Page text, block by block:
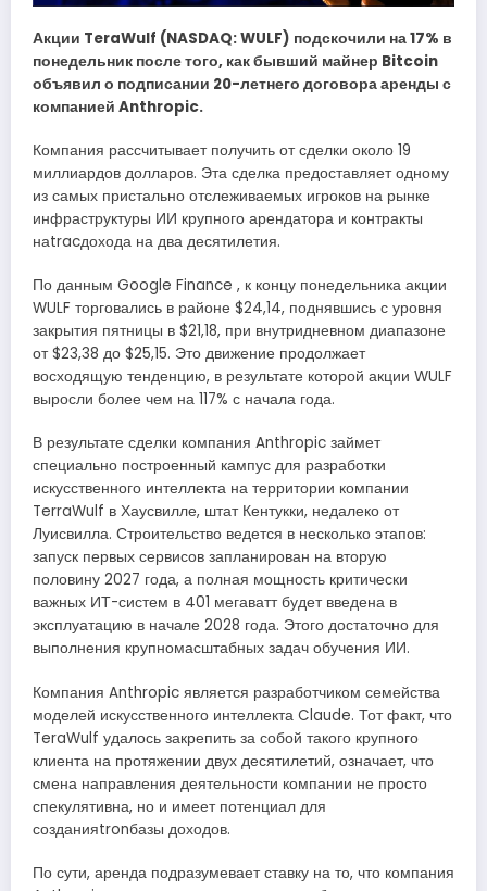
Акции TeraWulf (NASDAQ: WULF) подскочили на 17% в
понедельник после того, как бывший майнер Bitcoin
объявил о подписании 20-летнего договора аренды с
компанией Anthropic.
Компания рассчитывает получить от сделки около 19
миллиардов долларов. Эта сделка предоставляет одному
из самых пристально отслеживаемых игроков на рынке
инфраструктуры ИИ крупного арендатора и контракты
наtracдохода на два десятилетия.
По данным Google Finance , к концу понедельника акции
WULF торговались в районе $24,14, поднявшись с уровня
закрытия пятницы в $21,18, при внутридневном диапазоне
от $23,38 до $25,15. Это движение продолжает
восходящую тенденцию, в результате которой акции WULF
выросли более чем на 117% с начала года.
В результате сделки компания Anthropic займет
специально построенный кампус для разработки
искусственного интеллекта на территории компании
TerraWulf в Хаусвилле, штат Кентукки, недалеко от
Луисвилла. Строительство ведется в несколько этапов:
запуск первых сервисов запланирован на вторую
половину 2027 года, а полная мощность критически
важных ИТ-систем в 401 мегаватт будет введена в
эксплуатацию в начале 2028 года. Этого достаточно для
выполнения крупномасштабных задач обучения ИИ.
Компания Anthropic является разработчиком семейства
моделей искусственного интеллекта Claude. Тот факт, что
TeraWulf удалось закрепить за собой такого крупного
клиента на протяжении двух десятилетий, означает, что
смена направления деятельности компании не просто
спекулятивна, но и имеет потенциал для
созданияtronбазы доходов.
По сути, аренда подразумевает ставку на то, что компания